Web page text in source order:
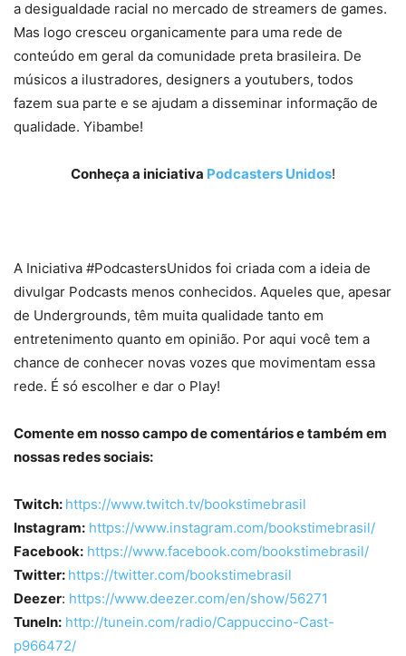
a desigualdade racial no mercado de streamers de games.
Mas logo cresceu organicamente para uma rede de
conteúdo em geral da comunidade preta brasileira. De
músicos a ilustradores, designers a youtubers, todos
fazem sua parte e se ajudam a disseminar informação de
qualidade. Yibambe!
Conheça a iniciativa Podcasters Unidos!
A Iniciativa #PodcastersUnidos foi criada com a ideia de
divulgar Podcasts menos conhecidos. Aqueles que, apesar
de Undergrounds, têm muita qualidade tanto em
entretenimento quanto em opinião. Por aqui você tem a
chance de conhecer novas vozes que movimentam essa
rede. É só escolher e dar o Play!
Comente em nosso campo de comentários e também em
nossas redes sociais:
Twitch: https://www.twitch.tv/bookstimebrasil
Instagram: https://www.instagram.com/bookstimebrasil/
Facebook: https://www.facebook.com/bookstimebrasil/
Twitter: https://twitter.com/bookstimebrasil
Deezer: https://www.deezer.com/en/show/56271
TuneIn: http://tunein.com/radio/Cappuccino-Cast-
p966472/